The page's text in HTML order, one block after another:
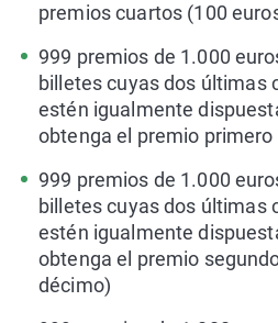
premios cuartos (100
999 premios de 1.000
billetes cuyas dos últimas
estén igualmente
obtenga el premio
999 premios de 1.000
billetes cuyas dos últimas
estén igualmente
obtenga el premio
décimo)